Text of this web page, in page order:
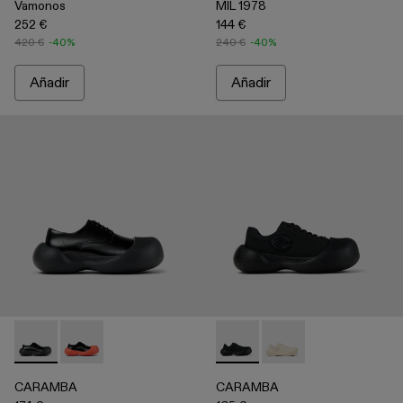
Vamonos
252 €
420 € -40%
Añadir
MIL 1978
144 €
240 € -40%
Añadir
CARAMBA - A500052-001 - Black
CARAMBA - A500052-004
CARAMBA
CARAMBA - A500051-001 -
CARAMBA -
CARAMBA